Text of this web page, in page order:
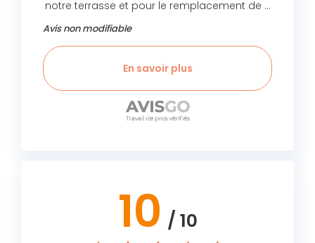
notre terrasse et pour le remplacement de 2
satisfaits de l'efficacité et de la compétence
des artisans et des échanges avec MR John
sympathique et très sérieux. Nous les
Avis non modifiable
En savoir plus
10 / 10